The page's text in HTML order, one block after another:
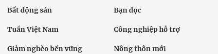
Bất động sản Bạn đọc
Tuần Việt Nam Công nghiệp hỗ trợ
Giảm nghèo bền vững Nông thôn mới